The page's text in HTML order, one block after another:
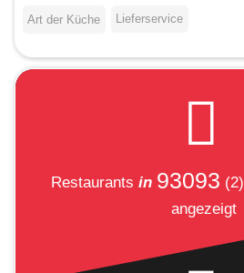
Art der Küche Lieferservice
Restaurants in 93093 (2)
angezeigt